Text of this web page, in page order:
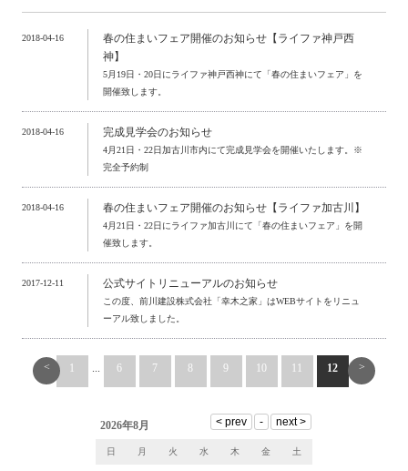
2018-04-16
春の住まいフェア開催のお知らせ【ライファ神戸西
神】
5月19日・20日にライファ神戸西神にて「春の住まいフェア」を
開催致します。
2018-04-16 完成見学会のお知らせ
4月21日・22日加古川市内にて完成見学会を開催いたします。※
完全予約制
2018-04-16 春の住まいフェア開催のお知らせ【ライファ加古川】
4月21日・22日にライファ加古川にて「春の住まいフェア」を開
催致します。
2017-12-11 公式サイトリニューアルのお知らせ
この度、前川建設株式会社「幸木之家」はWEBサイトをリニュ
ーアル致しました。
< 1 ... 6 7 8 9 10 11 12 >
2026年8月
日 月 火 水 木 金 土